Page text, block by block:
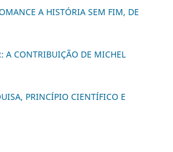
A HISTÓRIA SEM FIM, DE
A CONTRIBUIÇÃO DE MICHEL
PRINCÍPIO CIENTÍFICO E